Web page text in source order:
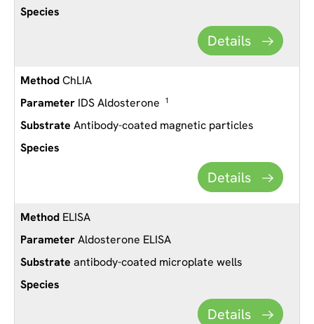
Details
ChLIA
IDS Aldosterone
1
Antibody-coated magnetic particles
Details
ELISA
Aldosterone ELISA
antibody-coated microplate wells
Details